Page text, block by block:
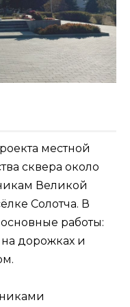
местной
сквера около
Великой
Солотча. В
работы:
дорожках и